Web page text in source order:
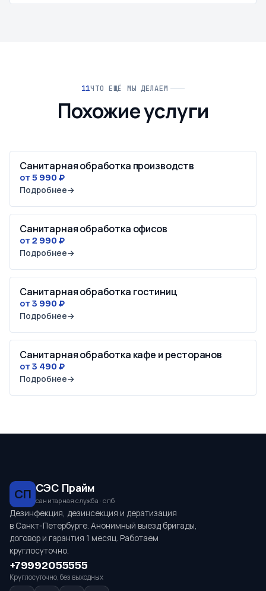
ЧТО ЕЩЁ МЫ ДЕЛАЕМ
Похожие услуги
Санитарная обработка производств
от 5 990 ₽
Подробнее→
Санитарная обработка офисов
от 2 990 ₽
Подробнее→
Санитарная обработка гостиниц
от 3 990 ₽
Подробнее→
Санитарная обработка кафе и ресторанов
от 3 490 ₽
Подробнее→
СП СЭС Прайм
санитарная служба · спб
Дезинфекция, дезинсекция и дератизация
в Санкт-Петербурге. Анонимный выезд бригады,
договор и гарантия 1 месяц. Работаем
круглосуточно.
+79992055555
Круглосуточно, без выходных